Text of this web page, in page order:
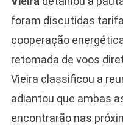
foram discutidas
cooperação
retomada de voos
Vieira classificou a
adiantou que ambas
encontrarão nas